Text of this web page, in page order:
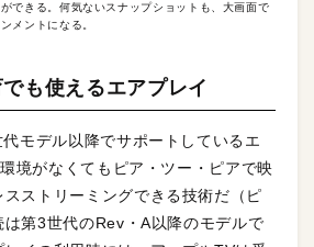
できる。何気ないスナップショットも、大画面で
メントになる。
も使えるエアプレイ
モデル以降でサポートしているエ
境がなくてもピア・ツー・ピアで映
ストリーミングできる技術だ（ピ
は第3世代のRev・A以降のモデルで